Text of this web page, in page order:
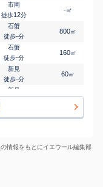
市岡
徒歩12分
-㎡
石蟹
徒歩-分
800㎡
石蟹
徒歩-分
160㎡
新見
徒歩-分
60㎡
新見
170㎡
21
400㎡
徒歩-分
の情報をもとにイエウール編集部